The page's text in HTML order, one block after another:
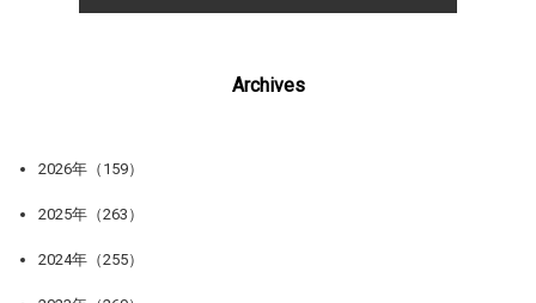
Archives
2026年（159）
2025年（263）
2024年（255）